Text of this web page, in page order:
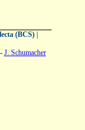
(BCS)|
J. Schumacher